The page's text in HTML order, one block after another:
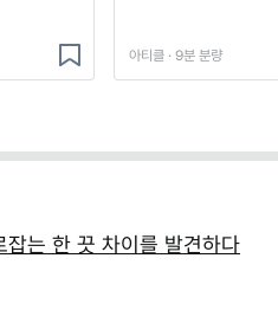
아티클 · 9분 분량
는 한 끗 차이를 발견하다